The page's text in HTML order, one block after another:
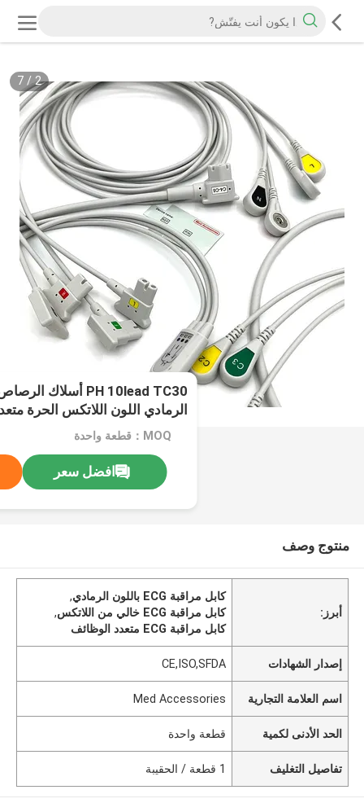
2
/
7
الرمادي اللون اللاتكس الحرة
MOQ：قطعة واحدة
افضل سعر
منتوج وصف
أبرز:
كابل مراقبة ECG باللون الرمادي
,
كابل مراقبة ECG خالي من اللاتكس
,
كابل مراقبة ECG متعدد الوظائف
إصدار الشهادات CE,ISO,SFDA
اسم العلامة التجارية Med Accessories
الحد الأدنى لكمية قطعة واحدة
تفاصيل التغليف 1 قطعة / الحقيبة